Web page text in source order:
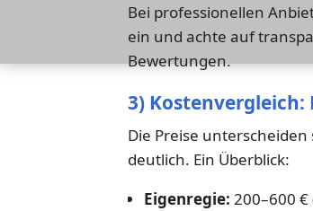
Bei professionellen
ein und achte auf
Bewertungen.
3) Kostenvergleich:
Die Preise
deutlich. Ein Überblick:
Eigenregie: 200–600